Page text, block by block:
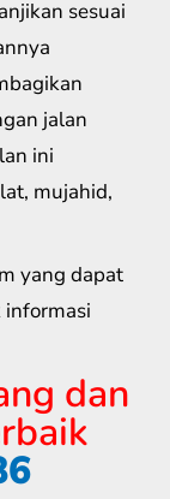
sesuai
jalan
ini
mujahid,
yang dapat
dan